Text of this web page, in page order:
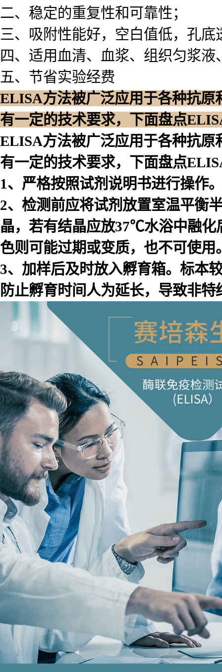
二、稳定的重复性和可靠性；
三、吸附性能好，空白值低，孔
四、适用血清、血浆、组织匀浆
五、节省实验经费
ELISA方法被广泛应用于各种抗
有一定的技术要求，下面盘点
ELISA方法被广泛应用于各种抗
有一定的技术要求，下面盘点
1、严格按照试剂说明书进行操作
2、检测前应将试剂放置室温平衡
晶，若有结晶应放37℃水浴中融化
色则可能过期或变质，也不可使用
3、加样后及时放入孵育箱。标本
防止孵育时间人为延长，导致非